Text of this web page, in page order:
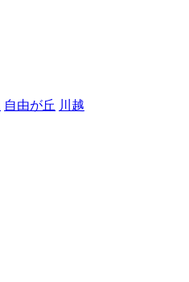
自由が丘 川越